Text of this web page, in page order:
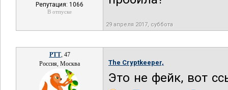
Репутация: 1066
В отпуске
29 апреля 2017, суббота
РТТ, 47
Россия, Москва
The Cryptkeeper,
Это не фейк, вот